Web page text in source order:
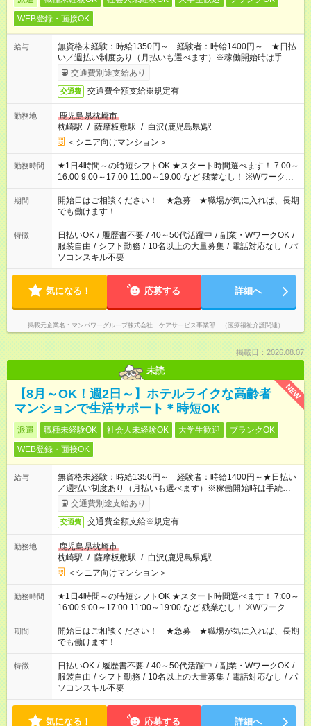
WEB登録・面接OK
給与
無資格未経験：時給1350円～ 経験者：時給1400円～ ★日払
い／週払い制度あり（月払いも選べます）※稼働開始時は手続き
完了次第のお支払いとなります。
交通費別途支給あり
交通費 交通費全額支給※規定有
勤務地
鹿児島県枕崎市
枕崎駅 / 薩摩板敷駅 / 白沢(鹿児島県)駅
＜シニア向けマンション＞
勤務時間
★1日4時間～の時短シフトOK ★スタート時間選べます！ 7:00～
16:00 9:00～17:00 11:00～19:00 など 残業なし！ ※Wワークの
場合、他のお仕事と合わせ週40時間超の就業はご案内できませ
ん ※法令に基づき、週20時間以上勤務は社会保険への加入対象
となります ※労働者派遣法（日雇い派遣の原則禁止）により、
短時間・短期間の就業はご案内が難しい場合があります
期間
開始日はご相談ください！ ★急募 ★職場が気に入れば、長期
でも働けます！
特徴 日払いOK / 履歴書不要 / 40～50代活躍中 / 副業・WワークOK /
服装自由 / シフト勤務 / 10名以上の大量募集 / 電話対応なし / パ
ソコンスキル不要
気になる！ 応募する 詳細へ
掲載元企業名 マンパワーグループ株式会社 ケアサービス事業部 （医療福祉介護関連）
掲載日：2026.08.07
未読
NEW
【8月～OK！週2日～】ホテルライクな高齢者
マンションで生活サポート＊時短OK
派遣 職種未経験OK 社会人未経験OK 大学生歓迎
ブランクOK
WEB登録・面接OK
給与
無資格未経験：時給1350円～ 経験者：時給1400円～★日払い
／週払い制度あり（月払いも選べます）※稼働開始時は手続き完
了次第のお支払いとなります。
交通費別途支給あり
交通費 交通費全額支給※規定有
勤務地
鹿児島県枕崎市
枕崎駅 / 薩摩板敷駅 / 白沢(鹿児島県)駅
＜シニア向けマンション＞
勤務時間
★1日4時間～の時短シフトOK ★スタート時間選べます！ 7:00～
16:00 9:00～17:00 11:00～19:00 など 残業なし！ ※Wワークの
場合、他のお仕事と合わせ週40時間超の就業はご案内できませ
ん ※法令に基づき、週20時間以上勤務は社会保険への加入対象
となります ※労働者派遣法（日雇い派遣の原則禁止）により、
短時間・短期間の就業はご案内が難しい場合があります
期間
開始日はご相談ください！ ★急募 ★職場が気に入れば、長期
でも働けます！
特徴 日払いOK / 履歴書不要 / 40～50代活躍中 / 副業・WワークOK /
服装自由 / シフト勤務 / 10名以上の大量募集 / 電話対応なし / パ
ソコンスキル不要
気になる！ 応募する 詳細へ